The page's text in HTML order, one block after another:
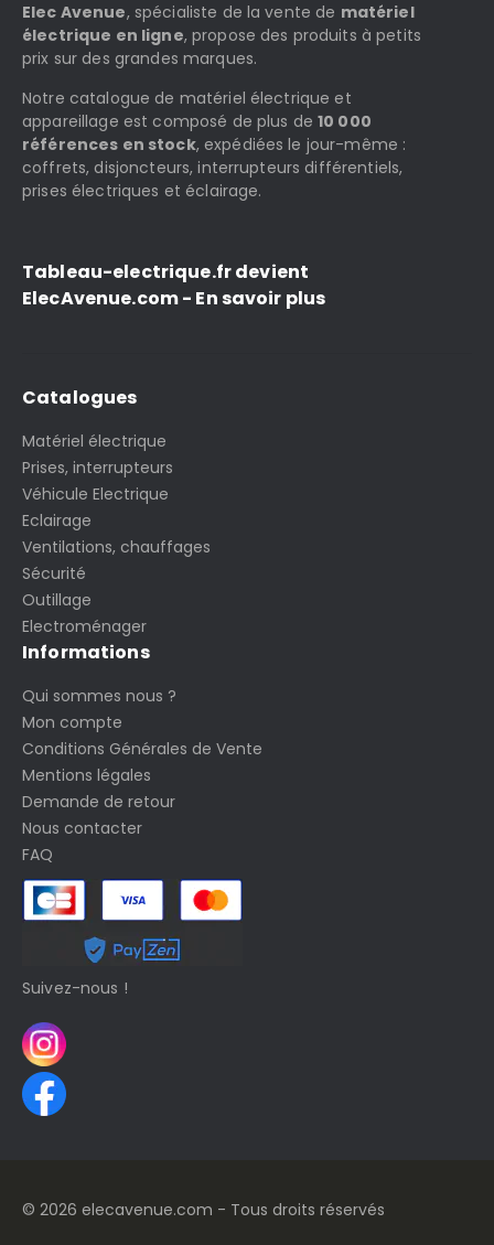
Elec Avenue, spécialiste de la vente de matériel
électrique en ligne, propose des produits à petits
prix sur des grandes marques.
Notre catalogue de matériel électrique et
appareillage est composé de plus de10 000
références en stock, expédiées le jour-même :
coffrets, disjoncteurs, interrupteurs différentiels,
prises électriques et éclairage.
Tableau-electrique.fr devient
ElecAvenue.com - En savoir plus
Catalogues
Matériel électrique
Prises, interrupteurs
Véhicule Electrique
Eclairage
Ventilations, chauffages
Sécurité
Outillage
Electroménager
Informations
Qui sommes nous ?
Mon compte
Conditions Générales de Vente
Mentions légales
Demande de retour
Nous contacter
FAQ
Suivez-nous !
© 2026 elecavenue.com - Tous droits réservés